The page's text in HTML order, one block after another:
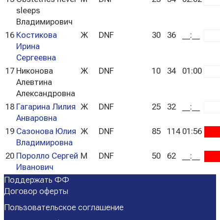
sleeps
Владимирович
16 Костикова
Ирина
Сергеевна
Ж DNF 30 36 __:__
17 Никонова
Алевтина
Александровна
Ж DNF 10 34 01:00
18 Гагарина Лилия
Анваровна
Ж DNF 25 32 __:__
19 Сазонова Юлия
Владимировна
Ж DNF 85 114 01:56
20 Поролло Сергей
Иванович
М DNF 50 62 __:__
Поддержать ФФ
Договор оферты
Пользовательское соглашение